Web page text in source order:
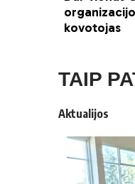
TAIP
Aktualijos